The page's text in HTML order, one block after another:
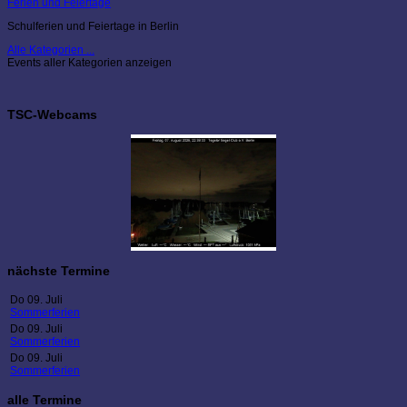
Ferien und Feiertage
Schulferien und Feiertage in Berlin
Alle Kategorien ...
Events aller Kategorien anzeigen
TSC-Webcams
nächste Termine
Do 09. Juli
Sommerferien
Do 09. Juli
Sommerferien
Do 09. Juli
Sommerferien
alle Termine